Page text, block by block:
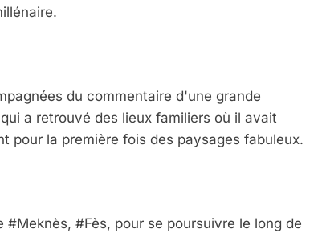
du commentaire d'une grande
a retrouvé des lieux familiers où il avait
pour la première fois des paysages fabuleux.
#Fès, pour se poursuivre le long de
Selon Le Rapport D’ADL Contre